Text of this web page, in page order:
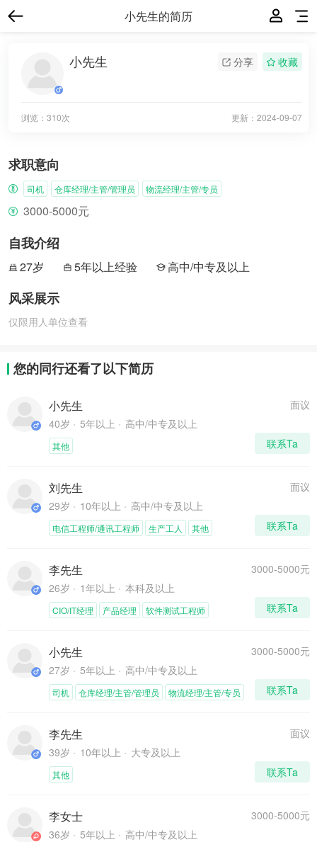
小先生的简历
分享 收藏
小先生
更新： 2024-09-07
浏览：310次
求职意向
司机 仓库经理/主管/管理员 物流经理/主管/专员
3000-5000元
自我介绍
27岁 5年以上经验 高中/中专及以上
风采展示
仅限用人单位查看
您的同行还看了以下简历
面议
小先生
40岁 5年以上
高中/中专及以上
联系Ta
其他
面议
刘先生
29岁 10年以上
高中/中专及以上
联系Ta
电信工程师/通讯工程师 生产工人 其他
3000-5000元
李先生
26岁 1年以上
本科及以上
联系Ta
CIO/IT经理 产品经理 软件测试工程师
3000-5000元
小先生
27岁 5年以上
高中/中专及以上
联系Ta
司机 仓库经理/主管/管理员 物流经理/主管/专员
面议
李先生
39岁 10年以上
大专及以上
联系Ta
其他
3000-5000元
李女士
36岁 5年以上
高中/中专及以上